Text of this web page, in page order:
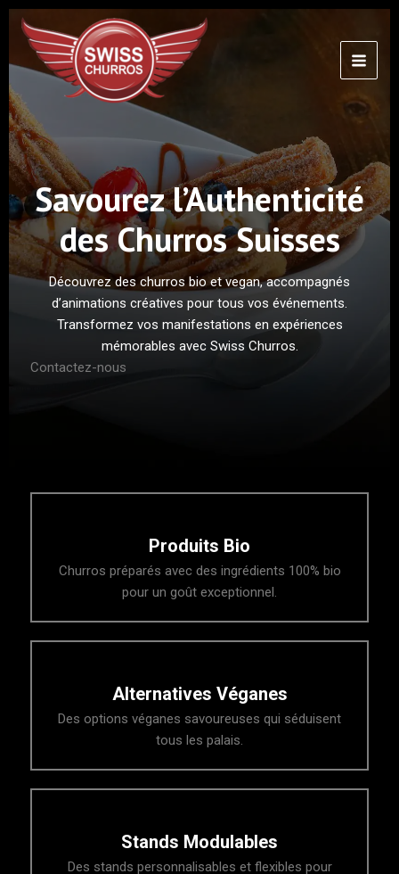
Aller
contenu
Savourez l’Authenticité
des Churros Suisses
Découvrez des churros bio et vegan, accompagnés
d’animations créatives pour tous vos événements.
Transformez vos manifestations en expériences
mémorables avec Swiss Churros.
Contactez-nous
Produits Bio
Churros préparés avec des ingrédients 100% bio
pour un goût exceptionnel.
Alternatives Véganes
Des options véganes savoureuses qui séduisent
tous les palais.
Stands Modulables
Des stands personnalisables et flexibles pour